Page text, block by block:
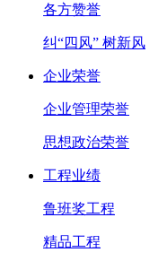
各方赞誉
纠“四风” 树新风
企业荣誉
企业管理荣誉
思想政治荣誉
工程业绩
鲁班奖工程
精品工程